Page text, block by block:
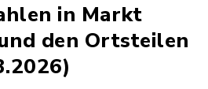
in Markt
den Ortsteilen